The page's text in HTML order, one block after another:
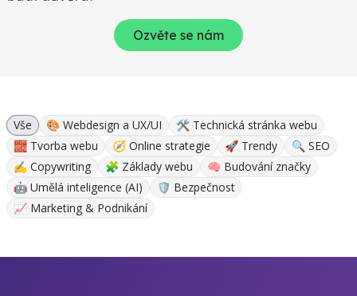
Ozvěte se nám
Vše 🎨 Webdesign a UX/UI
🛠 Technická stránka webu
🧱 Tvorba webu
🧭 Online strategie 🚀 Trendy
🔍 SEO
✍ Copywriting
🧩 Základy webu
🧠 Budování značky
🤖 Umělá inteligence (AI)
🛡️ Bezpečnost
📈 Marketing & Podnikání